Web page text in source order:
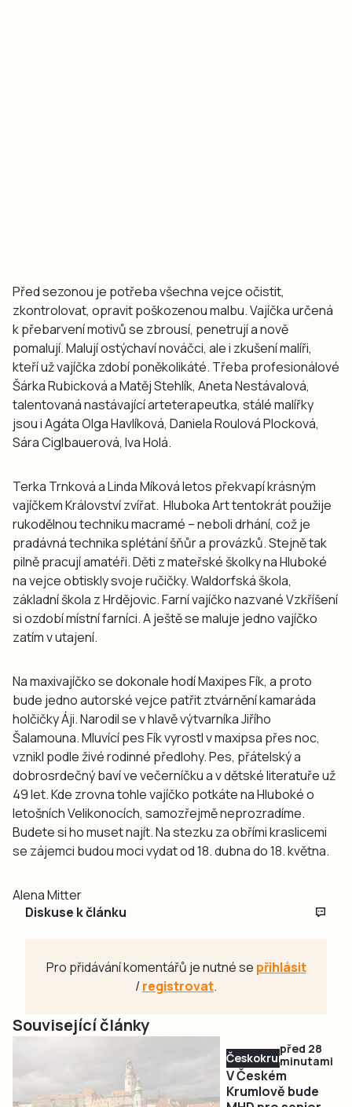
Před sezonou je potřeba všechna vejce očistit,
zkontrolovat, opravit poškozenou malbu. Vajíčka určená
k přebarvení motivů se zbrousí, penetrují a nově
pomalují. Malují ostýchaví nováčci, ale i zkušení malíři,
kteří už vajíčka zdobí poněkolikáté. Třeba profesionálové
Šárka Rubicková a Matěj Stehlík, Aneta Nestávalová,
talentovaná nastávající arteterapeutka, stálé malířky
jsou i Agáta Olga Havlíková, Daniela Roulová Plocková,
Sára Ciglbauerová, Iva Holá.
Terka Trnková a Linda Míková letos překvapí krásným
vajíčkem Království zvířat. Hluboka Art tentokrát použije
rukodělnou techniku macramé – neboli drhání, což je
pradávná technika splétání šňůr a provázků. Stejně tak
pilně pracují amatéři. Děti z mateřské školky na Hluboké
na vejce obtiskly svoje ručičky. Waldorfská škola,
základní škola z Hrdějovic. Farní vajíčko nazvané Vzkříšení
si ozdobí místní farníci. A ještě se maluje jedno vajíčko
zatím v utajení.
Na maxivajíčko se dokonale hodí Maxipes Fík, a proto
bude jedno autorské vejce patřit ztvárnění kamaráda
holčičky Áji. Narodil se v hlavě výtvarníka Jiřího
Šalamouna. Mluvící pes Fík vyrostl v maxipsa přes noc,
vznikl podle živé rodinné předlohy. Pes, přátelský a
dobrosrdečný baví ve večerníčku a v dětské literatuře už
49 let. Kde zrovna tohle vajíčko potkáte na Hluboké o
letošních Velikonocích, samozřejmě neprozradíme.
Budete si ho muset najít. Na stezku za obřími kraslicemi
se zájemci budou moci vydat od 18. dubna do 18. května.
Alena Mitter
Diskuse k článku
Pro přidávání komentářů je nutné se přihlásit
/registrovat.
Související články
Českokrumlovsko
před 28
minutami
V Českém
Krumlově bude